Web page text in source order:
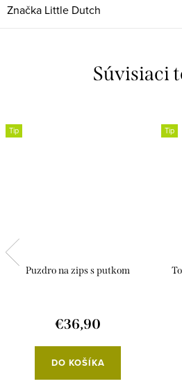
Značka Little Dutch
Súvisiaci
Tip
Puzdro na zips s putkom
€36,90
DO KOŠÍKA
Tip